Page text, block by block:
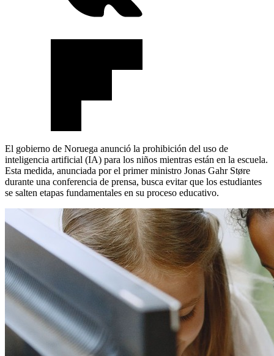
El gobierno de Noruega anunció la prohibición del uso de
inteligencia artificial (IA) para los niños mientras están en la escuela.
Esta medida, anunciada por el primer ministro Jonas Gahr Støre
durante una conferencia de prensa, busca evitar que los estudiantes
se salten etapas fundamentales en su proceso educativo.